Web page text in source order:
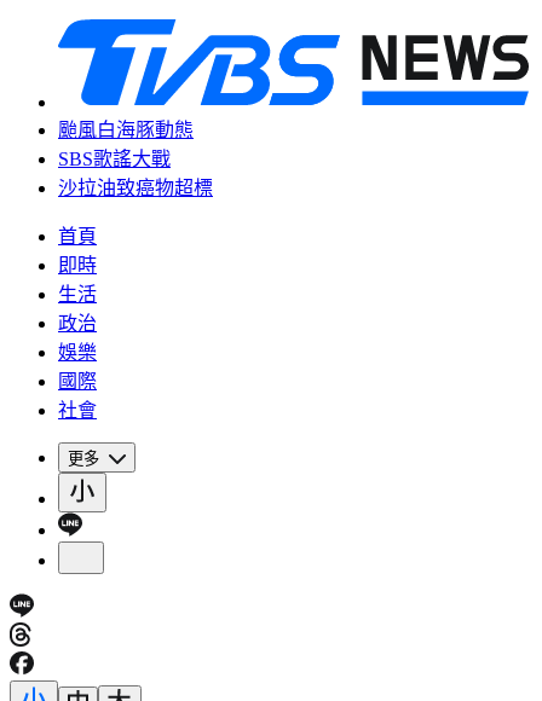
颱風白海豚動態
SBS歌謠大戰
沙拉油致癌物超標
首頁
即時
生活
政治
娛樂
國際
社會
更多